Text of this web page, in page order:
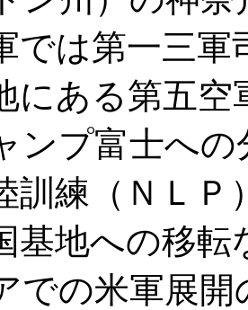
では第一三
にある第五空
ンプ富士へ
訓練（ＮＬ
基地への移
での米軍展